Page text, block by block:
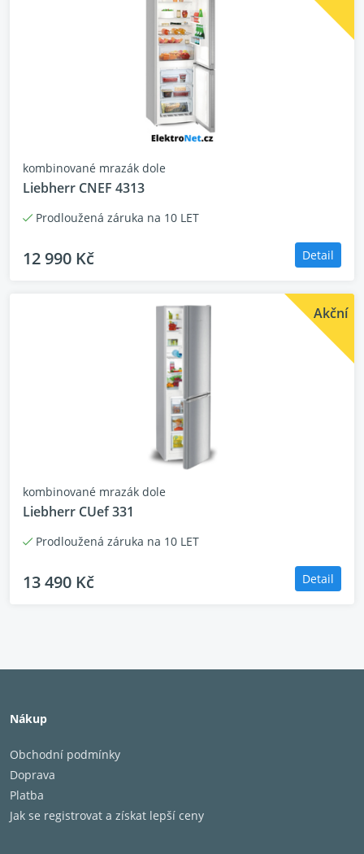
kombinované mrazák dole
Liebherr CNEF 4313
Prodloužená záruka na 10 LET
12 990 Kč Detail
Akční
kombinované mrazák dole
Liebherr CUef 331
Prodloužená záruka na 10 LET
13 490 Kč Detail
Nákup
Obchodní podmínky
Doprava
Platba
Jak se registrovat a získat lepší ceny